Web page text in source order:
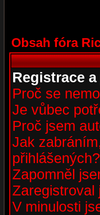
Obsah fóra
Registrace
Proč se
Je vůbec
Proč jsem
Jak
přihlášených?
Zapomněl
Zaregistroval
V minulosti